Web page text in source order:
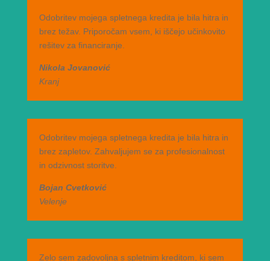
Odobritev mojega spletnega kredita je bila hitra in
brez težav. Priporočam vsem, ki iščejo učinkovito
rešitev za financiranje.
Nikola Jovanović
Kranj
Odobritev mojega spletnega kredita je bila hitra in
brez zapletov. Zahvaljujem se za profesionalnost
in odzivnost storitve.
Bojan Cvetković
Velenje
Zelo sem zadovoljna s spletnim kreditom, ki sem